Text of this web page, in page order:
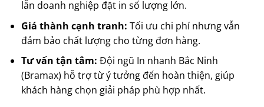
lẫn doanh nghiệp đặt in số lượng lớn.
Giá thành cạnh tranh: Tối ưu chi phí nhưng vẫn
đảm bảo chất lượng cho từng đơn hàng.
Tư vấn tận tâm: Đội ngũ In nhanh Bắc Ninh
(Bramax) hỗ trợ từ ý tưởng đến hoàn thiện, giúp
khách hàng chọn giải pháp phù hợp nhất.